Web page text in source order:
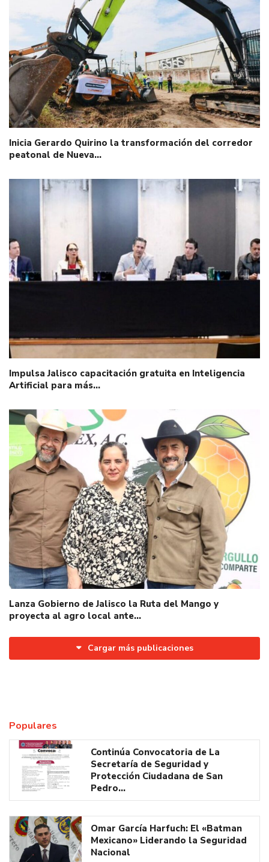
Inicia Gerardo Quirino la transformación del corredor
peatonal de Nueva…
Impulsa Jalisco capacitación gratuita en Inteligencia
Artificial para más…
Lanza Gobierno de Jalisco la Ruta del Mango y
proyecta al agro local ante…
Cargar más publicaciones
Populares
Continúa Convocatoria de La
Secretaría de Seguridad y
Protección Ciudadana de San
Pedro…
Omar García Harfuch: El «Batman
Mexicano» Liderando la Seguridad
Nacional